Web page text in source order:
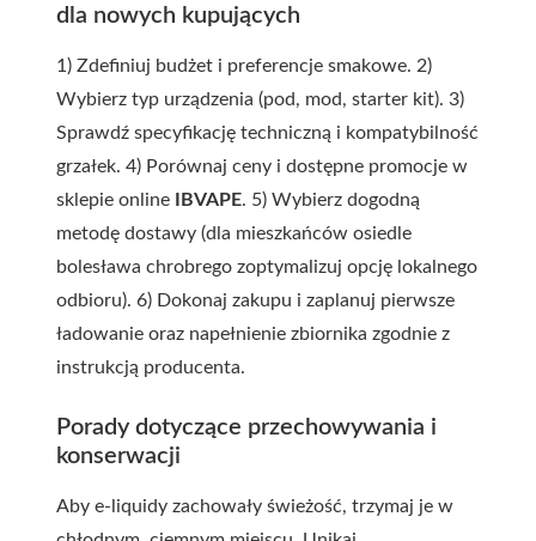
dla nowych kupujących
1) Zdefiniuj budżet i preferencje smakowe. 2)
Wybierz typ urządzenia (pod, mod, starter kit). 3)
Sprawdź specyfikację techniczną i kompatybilność
grzałek. 4) Porównaj ceny i dostępne promocje w
sklepie online
IBVAPE. 5) Wybierz dogodną
metodę dostawy (dla mieszkańców osiedle
bolesława chrobrego zoptymalizuj opcję lokalnego
odbioru). 6) Dokonaj zakupu i zaplanuj pierwsze
ładowanie oraz napełnienie zbiornika zgodnie z
instrukcją producenta.
Porady dotyczące przechowywania i
konserwacji
Aby e-liquidy zachowały świeżość, trzymaj je w